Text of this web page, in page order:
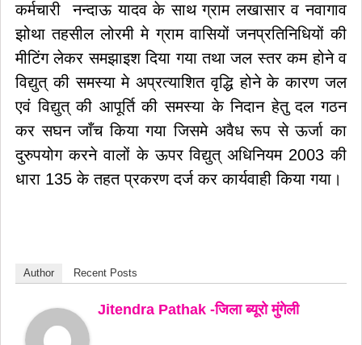
कर्मचारी नन्दाऊ यादव के साथ ग्राम लखासार व नवागाव
झोथा तहसील लोरमी मे ग्राम वासियों जनप्रतिनिधियों की
मीटिंग लेकर समझाइश दिया गया तथा जल स्तर कम होने व
विद्युत् की समस्या मे अप्रत्याशित वृद्धि होने के कारण जल
एवं विद्युत् की आपूर्ति की समस्या के निदान हेतु दल गठन
कर सघन जाँच किया गया जिसमे अवैध रूप से ऊर्जा का
दुरुपयोग करने वालों के ऊपर विद्युत् अधिनियम 2003 की
धारा 135 के तहत प्रकरण दर्ज कर कार्यवाही किया गया।
Author Recent Posts
Jitendra Pathak -जिला ब्यूरो मुंगेली